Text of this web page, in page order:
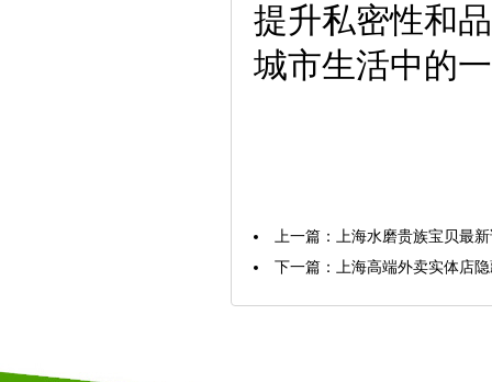
提升私密性和
城市生活中的
上一篇： 上海水磨贵族宝贝最
下一篇： 上海高端外卖实体店